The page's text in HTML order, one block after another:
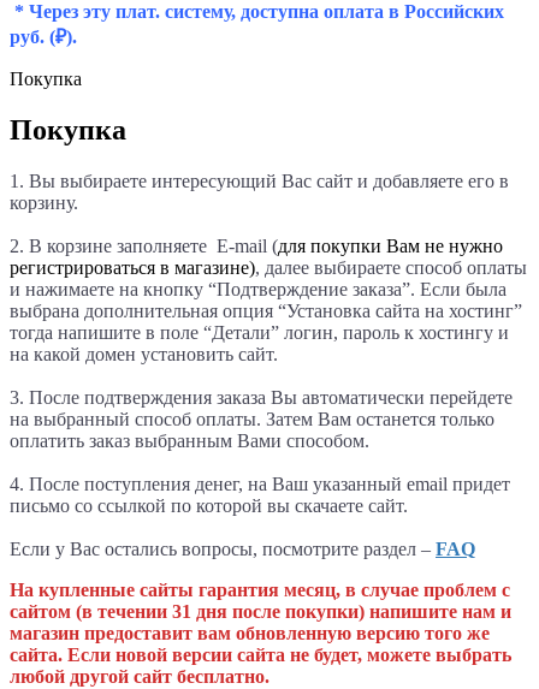
* Через эту плат. систему, доступна оплата в Российских
руб. (₽).
Покупка
Покупка
1. Вы выбираете интересующий Вас сайт и добавляете его в
корзину.
2. В корзине заполняете E-mail (для покупки Вам не нужно
регистрироваться в магазине), далее выбираете способ оплаты
и нажимаете на кнопку “Подтверждение заказа”. Если была
выбрана дополнительная опция “Установка сайта на хостинг”
тогда напишите в поле “Детали” логин, пароль к хостингу и
на какой домен установить сайт.
3. После подтверждения заказа Вы автоматически перейдете
на выбранный способ оплаты. Затем Вам останется только
оплатить заказ выбранным Вами способом.
4. После поступления денег, на Ваш указанный email придет
письмо со ссылкой по которой вы скачаете сайт.
Если у Вас остались вопросы, посмотрите раздел – FAQ
На купленные сайты гарантия месяц, в случае проблем с
сайтом (в течении 31 дня после покупки) напишите нам и
магазин предоставит вам обновленную версию того же
сайта. Если новой версии сайта не будет, можете выбрать
любой другой сайт бесплатно.